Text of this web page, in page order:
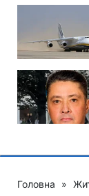
Головна »